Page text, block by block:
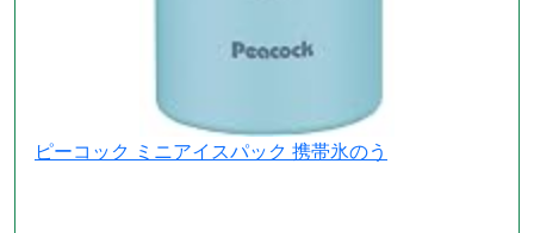
ピーコック ミニアイスパック 携帯氷のう